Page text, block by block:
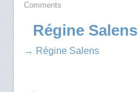
Comments
Régine Salens
→ Régine Salens